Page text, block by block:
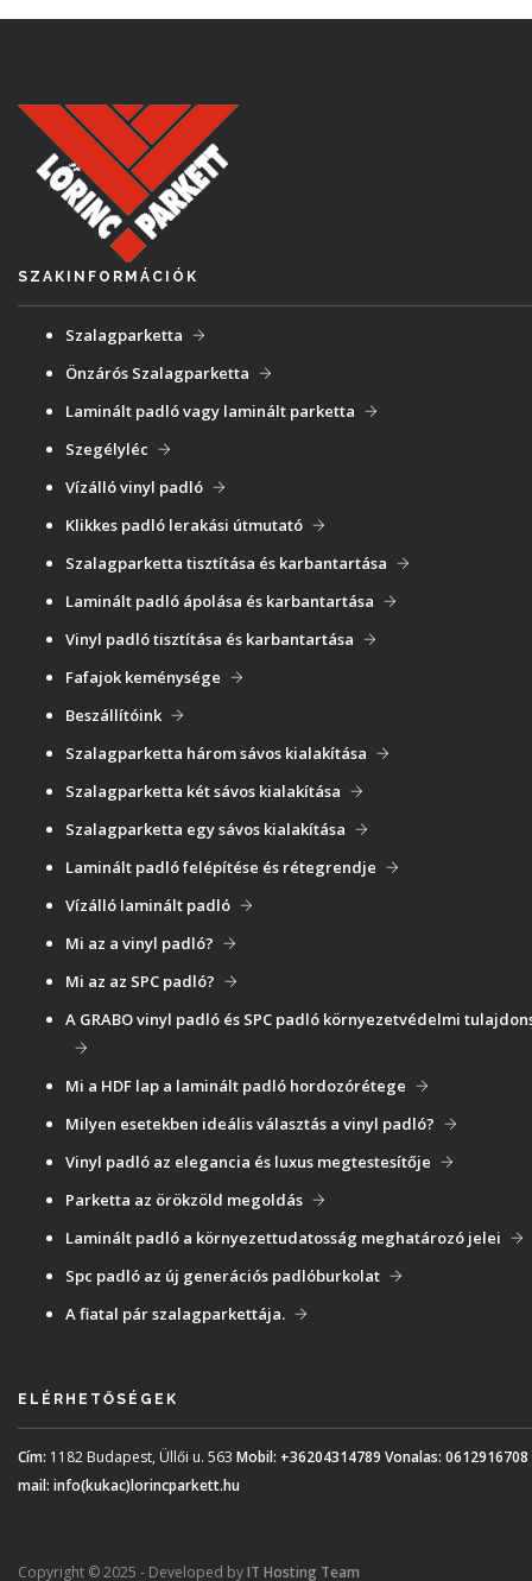
SZAKINFORMÁCIÓK
Szalagparketta
Önzárós Szalagparketta
Laminált padló vagy laminált parketta
Szegélyléc
Vízálló vinyl padló
Klikkes padló lerakási útmutató
Szalagparketta tisztítása és karbantartása
Laminált padló ápolása és karbantartása
Vinyl padló tisztítása és karbantartása
Fafajok keménysége
Beszállítóink
Szalagparketta három sávos kialakítása
Szalagparketta két sávos kialakítása
Szalagparketta egy sávos kialakítása
Laminált padló felépítése és rétegrendje
Vízálló laminált padló
Mi az a vinyl padló?
Mi az az SPC padló?
A GRABO vinyl padló és SPC padló környezetvédelmi
Mi a HDF lap a laminált padló hordozórétege
Milyen esetekben ideális választás a vinyl padló?
Vinyl padló az elegancia és luxus megtestesítője
Parketta az örökzöld megoldás
Laminált padló a környezettudatosság meghatározó jelei
Spc padló az új generációs padlóburkolat
A fiatal pár szalagparkettája.
ELÉRHETŐSÉGEK
Cím: 1182 Budapest, Üllői u. 563 Mobil: +36204314789 Vonalas: 0612916708
mail: info(kukac)lorincparkett.hu
Copyright © 2025 - Developed byIT Hosting Team